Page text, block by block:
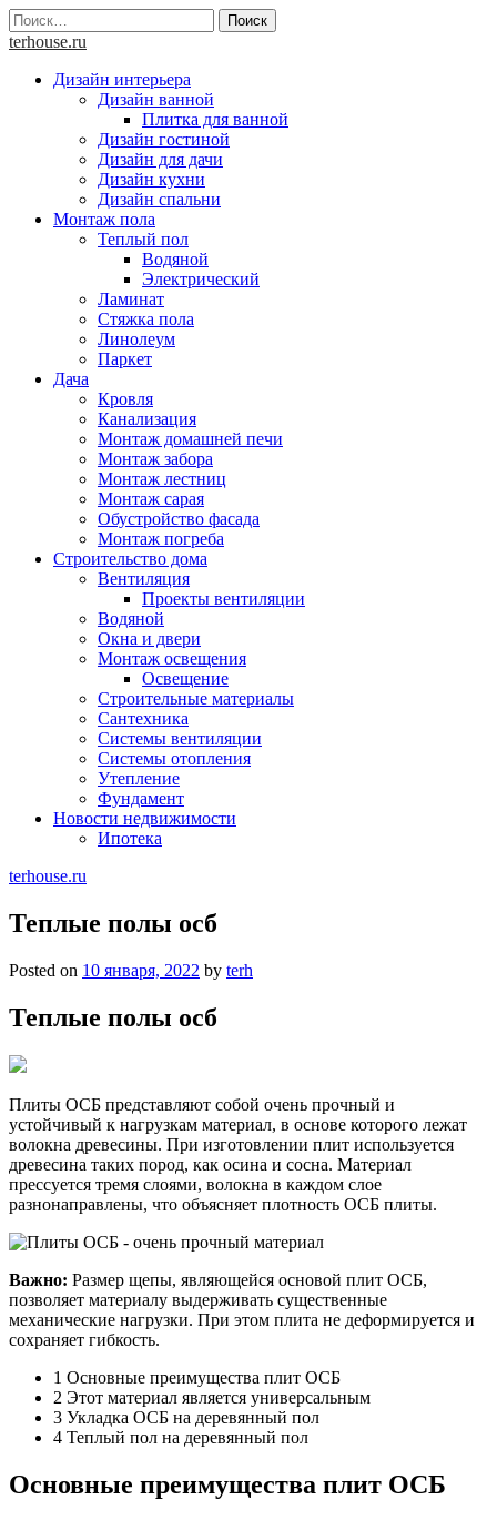
Skip
to
Найти:
terhouse.ru
Дизайн интерьера
Дизайн ванной
Плитка для ванной
Дизайн гостиной
Дизайн для дачи
Дизайн кухни
Дизайн спальни
Монтаж пола
Теплый пол
Водяной
Электрический
Ламинат
Стяжка пола
Линолеум
Паркет
Дача
Кровля
Канализация
Монтаж домашней печи
Монтаж забора
Монтаж лестниц
Монтаж сарая
Обустройство фасада
Монтаж погреба
Строительство дома
Вентиляция
Проекты вентиляции
Водяной
Окна и двери
Монтаж освещения
Освещение
Строительные материалы
Сантехника
Системы вентиляции
Системы отопления
Утепление
Фундамент
Новости недвижимости
Ипотека
terhouse.ru
Теплые полы осб
Posted on 10 января, 2022 by terh
Теплые полы осб
Плиты ОСБ представляют собой очень прочный и
устойчивый к нагрузкам материал, в основе которого лежат
волокна древесины. При изготовлении плит используется
древесина таких пород, как осина и сосна. Материал
прессуется тремя слоями, волокна в каждом слое
разнонаправлены, что объясняет плотность ОСБ плиты.
Важно: Размер щепы, являющейся основой плит ОСБ,
позволяет материалу выдерживать существенные
механические нагрузки. При этом плита не деформируется и
сохраняет гибкость.
1 Основные преимущества плит ОСБ
2 Этот материал является универсальным
3 Укладка ОСБ на деревянный пол
4 Теплый пол на деревянный пол
Основные преимущества плит ОСБ